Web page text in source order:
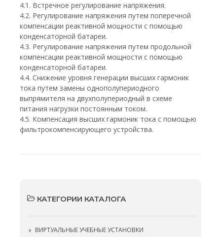
4.1. Встречное регулирование напряжения.
4.2. Регулирование напряжения путем поперечной
компенсации реактивной мощности с помощью
конденсаторной батареи.
4.3. Регулирование напряжения путем продольной
компенсации реактивной мощности с помощью
конденсаторной батареи.
4.4. Снижение уровня генерации высших гармоник
тока путем замены однополупериодного
выпрямителя на двухполупериодный в схеме
питания нагрузки постоянным током.
4.5. Компенсация высших гармоник тока с помощью
фильтрокомпенсирующего устройства.
КАТЕГОРИИ КАТАЛОГА
ВИРТУАЛЬНЫЕ УЧЕБНЫЕ УСТАНОВКИ